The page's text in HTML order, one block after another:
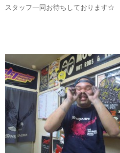
スタッフ一同お待ちしております☆